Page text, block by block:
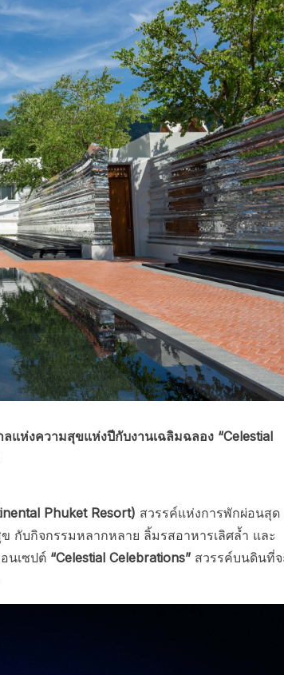
ลแห่งความสุขแห่งปีกับงานเฉลิมฉลอง “Celestial
Phuket Resort) สวรรค์แห่งการพักผ่อนสุด
กับกิจกรรมหลากหลาย ลิ้มรสอาหารเลิศล้ำ และ
นเซปต์ “Celestial Celebrations” สวรรค์บนดินที่